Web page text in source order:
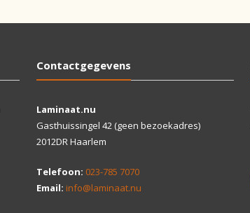
Contactgegevens
Laminaat.nu
Gasthuissingel 42 (geen bezoekadres)
2012DR Haarlem
Telefoon: 023-785 7070
Email: info@laminaat.nu